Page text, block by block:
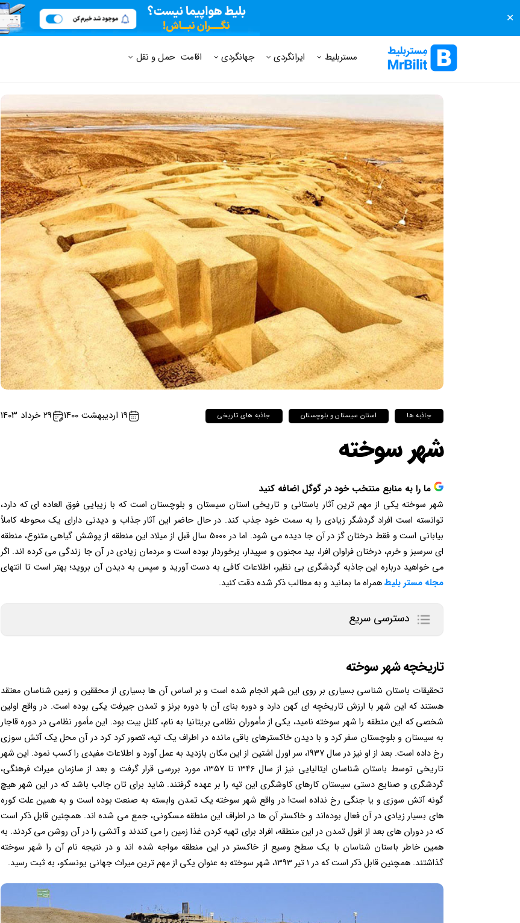
✕
مستر بلیط مجله مستر بلیط پرسش های متداول
مستربلیط ایرانگردی جهانگردی اقامت حمل و نقل
جاذبه ها استان سیستان و بلوچستان جاذبه های تاریخی ۱۹ اردیبهشت ۱۴۰۰ ۲۹ خرداد ۱۴۰۳
شهر سوخته
ما را به منابع منتخب خود در گوگل اضافه کنید
شهر سوخته یکی از مهم ترین آثار باستانی و تاریخی استان سیستان و بلوچستان است که با زیبایی فوق العاده ای که دارد،
توانسته است افراد گردشگر زیادی را به سمت خود جذب کند.‌ در حال حاضر این آثار جذاب و دیدنی دارای یک محوطه کاملاً
بیابانی است و فقط درختان گز در آن جا دیده می ‌شود. اما در ۵۰۰۰ سال قبل از میلاد این منطقه از پوشش گیاهی متنوع، منطقه‌
ای سرسبز و خرم، درختان فراوان افرا، بید مجنون و سپیدار، برخوردار بوده است و مردمان زیادی در آن جا زندگی می کرده اند. اگر
می خواهید درباره این جاذبه گردشگری بی نظیر، اطلاعات کافی به دست آورید و سپس به دیدن آن بروید؛ بهتر است تا انتهای
مجله مستر بلیطهمراه ما بمانید و به مطالب ذکر شده دقت کنید.
دسترسی سریع
تاریخچه شهر سوخته
تحقیقات باستان شناسی بسیاری بر روی این شهر انجام شده است و بر اساس آن ها بسیاری از محققین و زمین شناسان معتقد
هستند که این شهر با ارزش تاریخچه ای کهن دارد و دوره بنای آن با دوره برنز و تمدن جیرفت یکی بوده است. در واقع اولین
شخصی که این منطقه را شهر سوخته نامید، یکی از مأموران نظامی بریتانیا به نام، کلنل بیت بود. این مأمور نظامی در دوره قاجار
به سیستان و بلوچستان سفر کرد و با دیدن خاکسترهای باقی مانده در اطراف یک تپه، تصور کرد کرد در آن محل یک آتش‌ سوزی
رخ داده است. بعد از او نیز در سال ۱۹۳۷، سر اورل اشتین از این مکان بازدید به عمل آورد و اطلاعات مفیدی را کسب نمود. این شهر
تاریخی توسط باستان ‌شناسان ایتالیایی نیز از سال ۱۳۴۶ تا ۱۳۵۷، مورد بررسی قرار گرفت و بعد از سازمان میراث فرهنگی،
گردشگری و صنایع ‌دستی سیستان کارهای کاوشگری این تپه را بر عهده گرفتند. شاید برای تان جالب باشد که در این شهر هیچ
گونه آتش‌ سوزی و یا جنگی رخ نداده ‌است! در واقع شهر سوخته یک تمدن وابسته به صنعت بوده است و به همین علت کوره
‌های بسیار زیادی در آن فعال بوده‌اند و خاکستر آن‌ ها در اطراف این منطقه مسکونی، جمع می شده اند. همچنین قابل ذکر است
که در دوران ‌های بعد از افول تمدن در این منطقه، افراد برای تهیه کردن غذا زمین را می کندند و آتشی را در آن روشن می ‌کردند. به
همین خاطر باستان شناسان با یک سطح وسیع از خاکستر در این منطقه مواجه شده اند و در نتیجه نام آن را شهر سوخته
گذاشتند. همچنین قابل ذکر است که در ۱ تیر ۱۳۹۳، شهر سوخته به عنوان یکی از مهم ترین میراث جهانی یونسکو، به ثبت رسید.